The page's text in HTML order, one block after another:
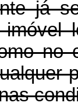
já
no